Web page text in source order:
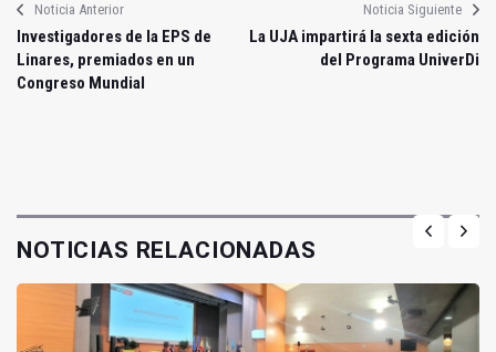
Noticia Anterior
Investigadores de la EPS de
Linares, premiados en un
Congreso Mundial
Noticia Siguiente
La UJA impartirá la sexta edición
del Programa UniverDi
NOTICIAS RELACIONADAS